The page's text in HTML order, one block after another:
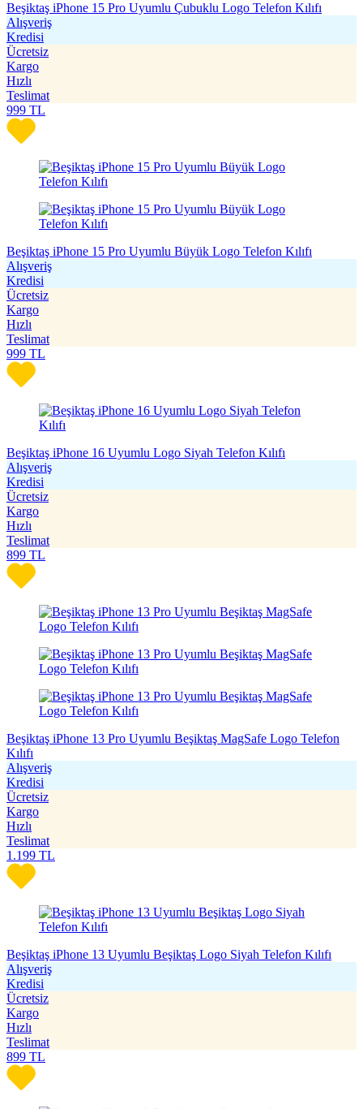
Beşiktaş iPhone 15 Pro Uyumlu Çubuklu Logo Telefon Kılıfı
Alışveriş
Kredisi
Ücretsiz
Kargo
Hızlı
Teslimat
999 TL
Beşiktaş iPhone 15 Pro Uyumlu Büyük Logo Telefon Kılıfı
Alışveriş
Kredisi
Ücretsiz
Kargo
Hızlı
Teslimat
999 TL
Beşiktaş iPhone 16 Uyumlu Logo Siyah Telefon Kılıfı
Alışveriş
Kredisi
Ücretsiz
Kargo
Hızlı
Teslimat
899 TL
Beşiktaş iPhone 13 Pro Uyumlu Beşiktaş MagSafe Logo Telefon
Kılıfı
Alışveriş
Kredisi
Ücretsiz
Kargo
Hızlı
Teslimat
1.199 TL
Beşiktaş iPhone 13 Uyumlu Beşiktaş Logo Siyah Telefon Kılıfı
Alışveriş
Kredisi
Ücretsiz
Kargo
Hızlı
Teslimat
899 TL